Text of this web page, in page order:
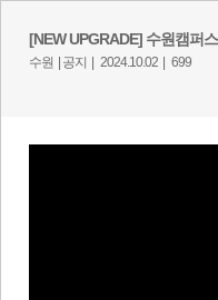
[NEW UPGRADE] 수원캠퍼
수원 | 공지 | 2024.10.02 | 699